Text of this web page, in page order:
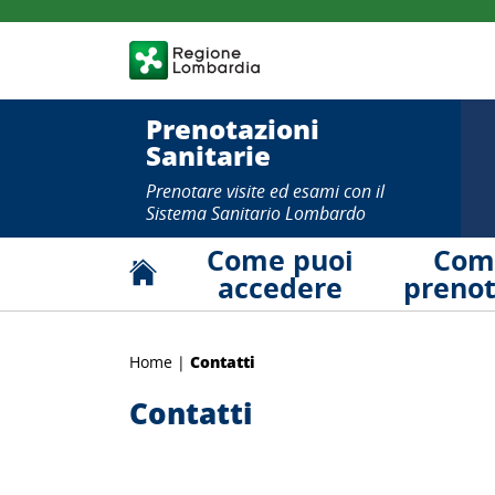
Prenotazioni
Sanitarie
Prenotare visite ed esami con il
Sistema Sanitario Lombardo
Come puoi
accedere
Home Contatti
Contatti